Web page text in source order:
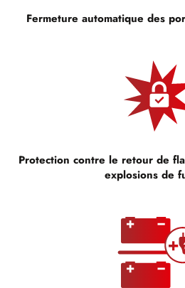
Fermeture automatique des
Protection contre le retour de
explosions de